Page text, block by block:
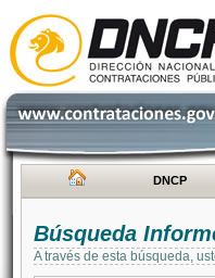
DNCP
Búsqueda
A través de esta búsqueda,